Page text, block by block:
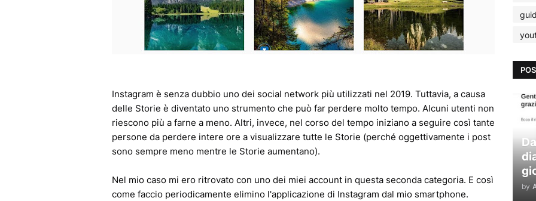
Instagram è senza dubbio uno dei social network più utilizzati nel 2019. Tuttavia, a causa
delle Storie è diventato uno strumento che può far perdere molto tempo. Alcuni utenti non
riescono più a farne a meno. Altri, invece, nel corso del tempo iniziano a seguire così tante
persone da perdere intere ore a visualizzare tutte le Storie (perché oggettivamente i post
sono sempre meno mentre le Storie aumentano).
Nel mio caso mi ero ritrovato con uno dei miei account in questa seconda categoria. E così
come faccio periodicamente elimino l'applicazione di Instagram dal mio smartphone.
by